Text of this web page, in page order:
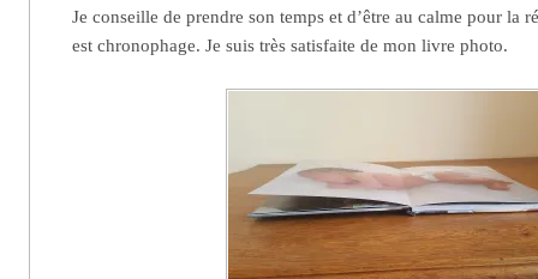
Je conseille de prendre son temps et d’être au calme pour la
est chronophage. Je suis très satisfaite de mon livre photo.